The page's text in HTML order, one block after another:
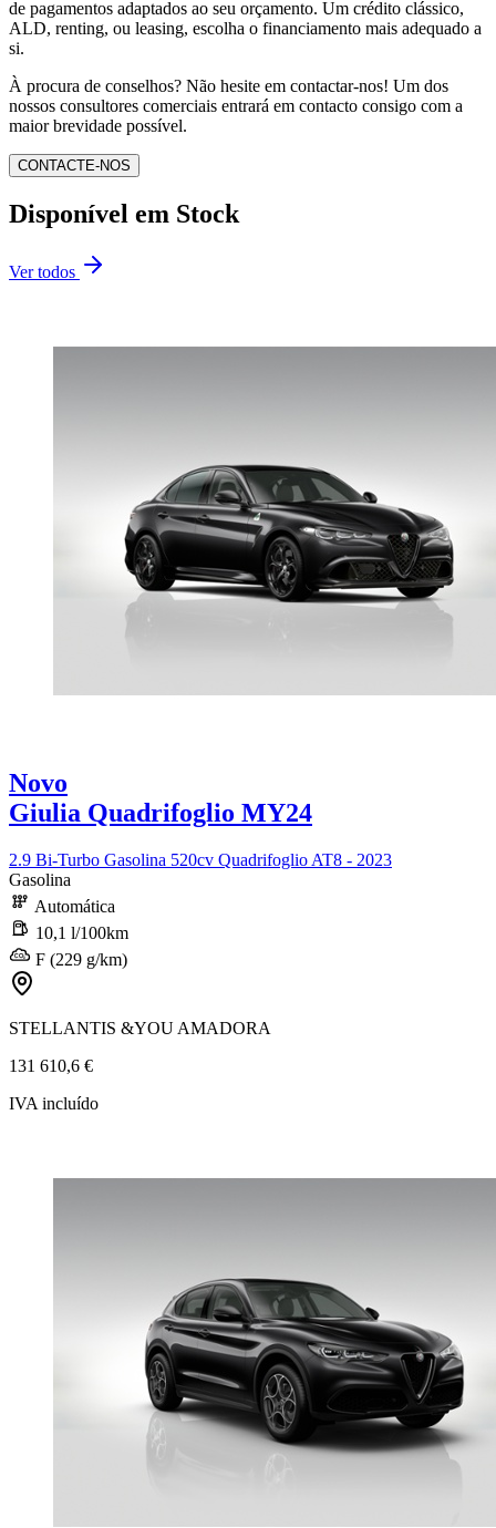
de pagamentos adaptados ao seu orçamento. Um crédito clássico,
ALD, renting, ou leasing, escolha o financiamento mais adequado a
si.
À procura de conselhos? Não hesite em contactar-nos! Um dos
nossos consultores comerciais entrará em contacto consigo com a
maior brevidade possível.
CONTACTE-NOS
Disponível em Stock
Ver todos
Novo
Giulia Quadrifoglio MY24
2.9 Bi-Turbo Gasolina 520cv Quadrifoglio AT8 - 2023
Gasolina
Automática
10,1 l/100km
F (229 g/km)
STELLANTIS &YOU AMADORA
131 610,6 €
IVA incluído